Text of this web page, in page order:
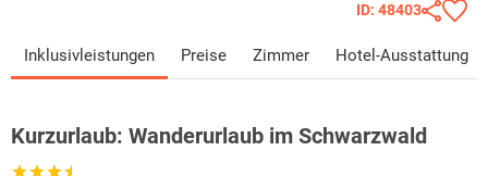
ID: 48403
Inklusivleistungen Preise Zimmer Hotel-Ausstattung
Kurzurlaub: Wanderurlaub im Schwarzwald